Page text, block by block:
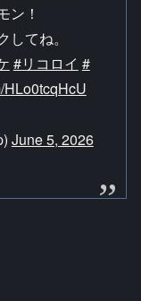
ン！
てね。
#リコロイ #
HLo0tcqHcU
June 5, 2026